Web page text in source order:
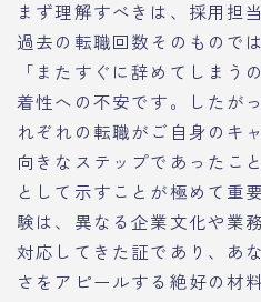
まず理解すべきは、採用担
過去の転職回数そのもので
「またすぐに辞めてしまう
着性への不安です。したが
れぞれの転職がご自身のキ
向きなステップであったこ
として示すことが極めて重
験は、異なる企業文化や業
対応してきた証であり、あ
さをアピールする絶好の材